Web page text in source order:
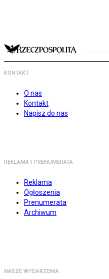
KONTAKT
O nas
Kontakt
Napisz do nas
REKLAMA I PRENUMERATA
Reklama
Ogłoszenia
Prenumerata
Archiwum
NASZE WYDARZENIA